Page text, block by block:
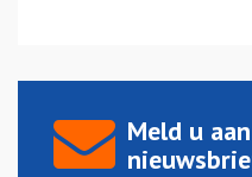
Meld u